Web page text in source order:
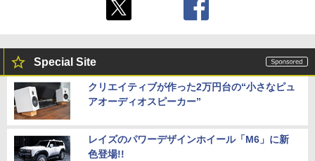
Special Site
クリエイティブが作った2万円台の“小さなピュ
アオーディオスピーカー”
レイズのパワーデザインホイール「M6」に新
色登場!!